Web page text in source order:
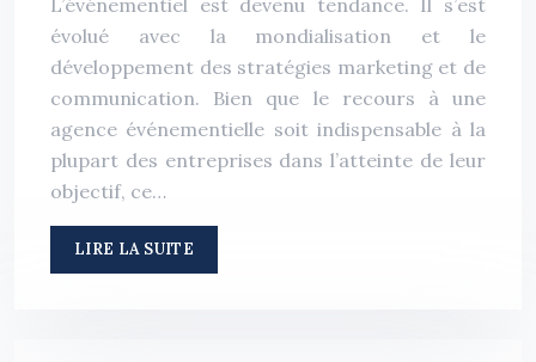
L’événementiel est devenu tendance. Il s’est
évolué avec la mondialisation et le
développement des stratégies marketing et de
communication. Bien que le recours à une
agence événementielle soit indispensable à la
plupart des entreprises dans l’atteinte de leur
objectif, ce…
LIRE LA SUITE